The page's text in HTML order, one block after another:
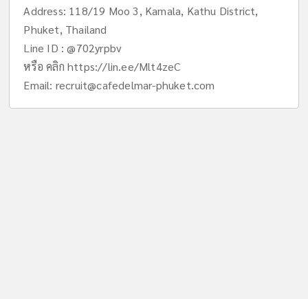
Address: 118/19 Moo 3, Kamala, Kathu District,
Phuket, Thailand
Line ID : @702yrpbv
หรือ คลิก https://lin.ee/Mlt4zeC
Email: recruit@cafedelmar-phuket.com